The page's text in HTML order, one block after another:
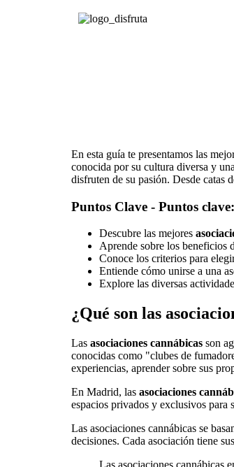
En esta guía te presentamos las
conocida por su cultura diversa y
disfruten de su pasión. Desde catas
Puntos Clave - Puntos clave:
Descubre las mejores
Aprende sobre los beneficios
Conoce los criterios para
Entiende cómo unirse a una
Explore las diversas
¿Qué son las
Las asociaciones cannábicas son
conocidas como "clubes de
experiencias, aprender sobre sus
En Madrid, las asociaciones
espacios privados y exclusivos para
Las asociaciones cannábicas se
decisiones. Cada asociación tiene